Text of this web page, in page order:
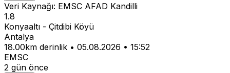
Veri Kaynağı: EMSC AFAD Kandilli
1.8
Konyaaltı - Çitdibi Köyü
Antalya
18.00km derinlik • 05.08.2026 • 15:52
EMSC
2 gün önce